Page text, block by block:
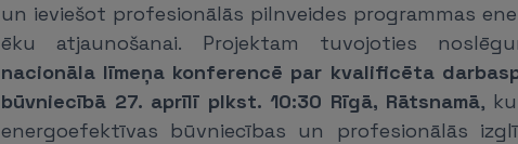
un ieviešot profesionālās pilnveides programmas
ēku atjaunošanai. Projektam tuvojoties
nacionāla līmeņa konferencē par kvalificēta
būvniecībā 27. aprīlī plkst. 10:30 Rīgā, Rātsnamā,
energoefektīvas būvniecības un profesionālās